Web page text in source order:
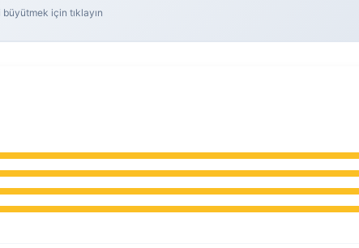
büyütmek için tıklayın